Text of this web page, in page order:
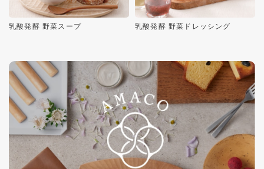
乳酸発酵 野菜スープ 乳酸発酵 野菜ドレッシング